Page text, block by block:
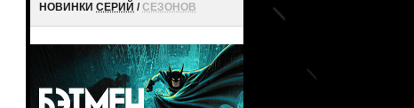
НОВИНКИ СЕРИЙ /СЕЗОНОВ